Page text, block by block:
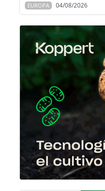
EUROPA 04/08/2026